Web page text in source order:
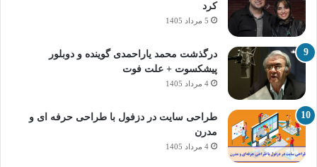
کرد
5 مرداد 1405
درگذشت محمد یاراحمدی گوینده و دوبلور
پیشکسوت + علت فوت
4 مرداد 1405
طراحی سایت در دزفول با طراحی حرفه‌ ای و
مدرن
4 مرداد 1405